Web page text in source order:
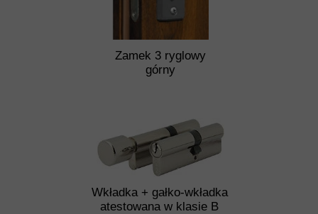
Wkładka + gałko-wkładka
atestowana w klasie B
Zamek 3 ryglowy
górny